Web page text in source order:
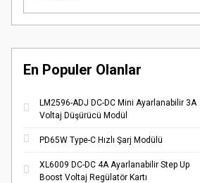
En Populer Olanlar
LM2596-ADJ DC-DC Mini Ayarlanabilir 3A
Voltaj Düşürücü Modül
PD65W Type-C Hızlı Şarj Modülü
XL6009 DC-DC 4A Ayarlanabilir Step Up
Boost Voltaj Regülatör Kartı